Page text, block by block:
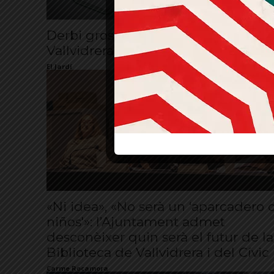
Derbi gros de cúrling entre Sarrià i
Vallvidrera
El Jardí
«Ni idea», «No serà un ‘aparcadero
niños'»: l’Ajuntament admet
desconèixer quin serà el futur de la
Biblioteca de Vallvidrera i del Cívic
Carme Rocamora